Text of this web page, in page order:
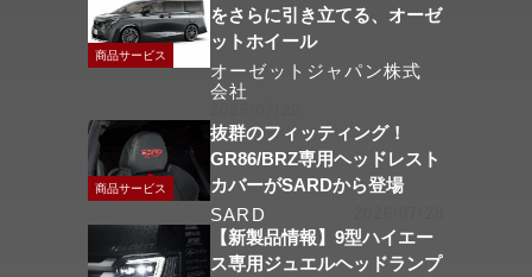
商品サービス
をさらに引き立てる、オーゼ
ットホイール
オーゼットジャパン株式
会社
商品サービス
抜群のフィッティング！
GR86/BRZ専用ヘッドレスト
カバーがSARDから登場
SARD
【新製品情報】9型ハイエー
ス専用ジュエルヘッドランプ